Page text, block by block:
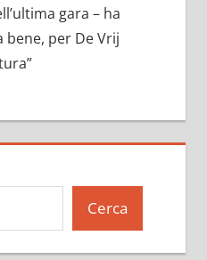
gara – ha
bene, per De Vrij
Cerca